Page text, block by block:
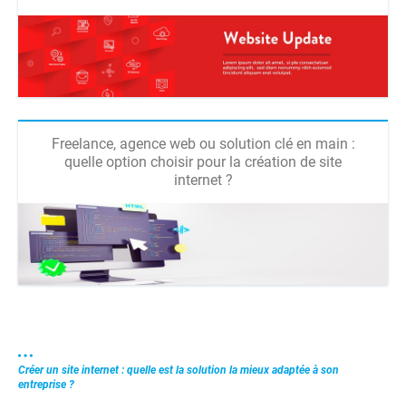
Freelance, agence web ou solution clé en main :
quelle option choisir pour la création de site
internet ?
Créer un site internet : quelle est la solution la mieux adaptée à son
entreprise ?